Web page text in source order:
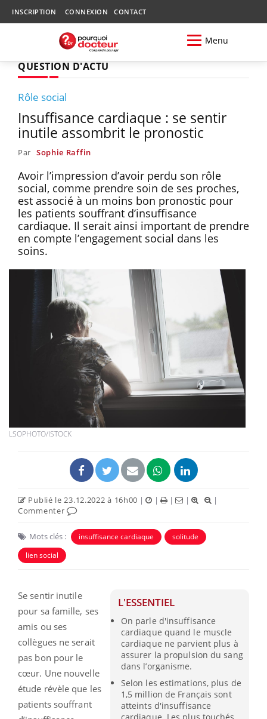
INSCRIPTION CONNEXION CONTACT
Menu
QUESTION D'ACTU
Rôle social
Insuffisance cardiaque : se sentir
inutile assombrit le pronostic
Par Sophie Raffin
Avoir l’impression d’avoir perdu son rôle
social, comme prendre soin de ses proches,
est associé à un moins bon pronostic pour
les patients souffrant d’insuffisance
cardiaque. Il serait ainsi important de prendre
en compte l’engagement social dans les
soins.
LSOPHOTO/ISTOCK
Publié le 23.12.2022 à 16h00 | | | |
|
Commenter
Mots clés : insuffisance cardiaque
solitude
lien social
L'ESSENTIEL
On parle d'insuffisance
cardiaque quand le muscle
cardiaque ne parvient plus à
assurer la propulsion du sang
dans l’organisme.
Selon les estimations, plus de
1,5 million de Français sont
atteints d'insuffisance
Se sentir inutile
pour sa famille, ses
amis ou ses
collègues ne serait
pas bon pour le
cœur. Une nouvelle
étude révèle que les
patients souffrant